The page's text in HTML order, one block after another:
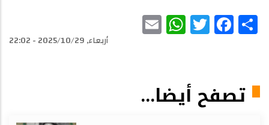
Share
Facebook
Twitter
WhatsApp
أربعاء, 2025/10/29 - 22:02
تصفح أيضا...